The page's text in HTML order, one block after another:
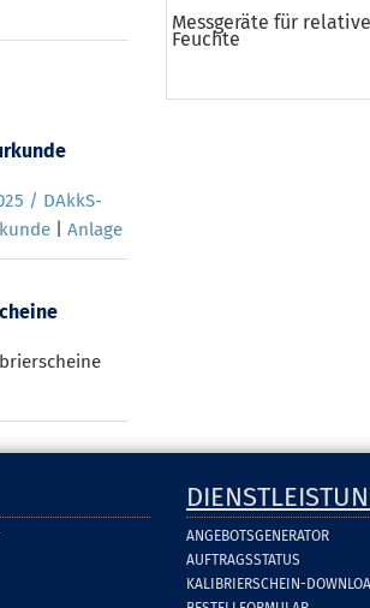
/ DAkkS-
Anlage
Messgeräte für relative
Feuchte
ANGEBOTSGENERATOR
AUFTRAGSSTATUS
KALIBRIERSCHEIN-